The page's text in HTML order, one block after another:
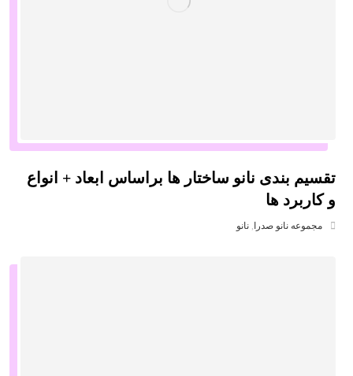
تقسیم بندی نانو ساختار ها براساس ابعاد + انواع
و کاربرد ها
مجموعه نانو صدرا ,نانو